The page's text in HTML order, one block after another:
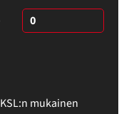
KSL:n mukainen